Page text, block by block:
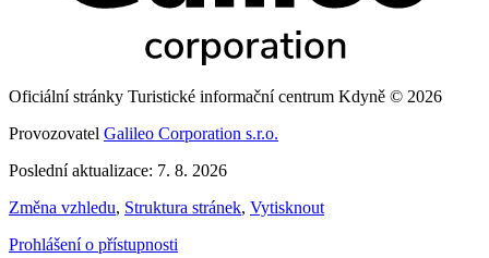
Oficiální stránky Turistické informační centrum Kdyně © 2026
Provozovatel Galileo Corporation s.r.o.
Poslední aktualizace: 7. 8. 2026
Změna vzhledu, Struktura stránek, Vytisknout
Prohlášení o přístupnosti